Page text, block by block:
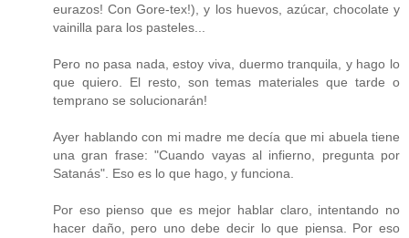
eurazos! Con Gore-tex!), y los huevos, azúcar, chocolate y
vainilla para los pasteles...
Pero no pasa nada, estoy viva, duermo tranquila, y hago lo
que quiero. El resto, son temas materiales que tarde o
temprano se solucionarán!
Ayer hablando con mi madre me decía que mi abuela tiene
una gran frase: "Cuando vayas al infierno, pregunta por
Satanás". Eso es lo que hago, y funciona.
Por eso pienso que es mejor hablar claro, intentando no
hacer daño, pero uno debe decir lo que piensa. Por eso